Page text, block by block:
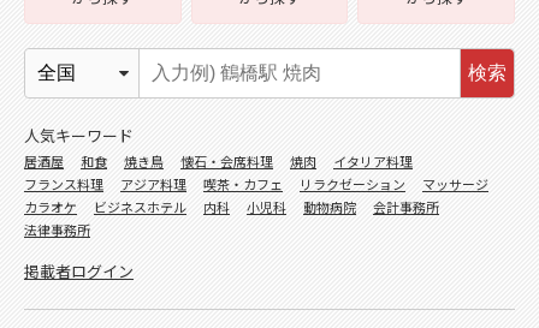
検索
人気キーワード
居酒屋 和食 焼き鳥 懐石・会席料理 焼肉
イタリア料理
フランス料理
アジア料理 喫茶・カフェ リラクゼーション
マッサージ
カラオケ
ビジネスホテル 内科 小児科 動物病院
会計事務所
法律事務所
掲載者ログイン